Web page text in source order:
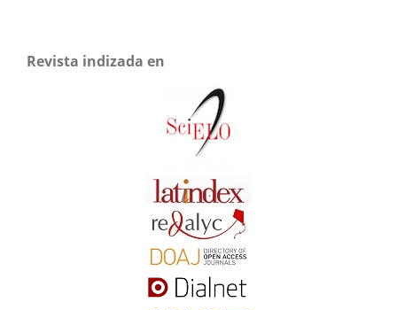
Revista indizada en